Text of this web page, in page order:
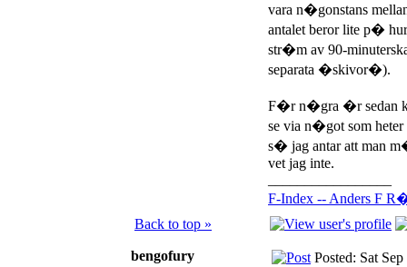
vara n�gonstans
antalet beror lite p�
str�m av 90-
separata �skivor�).
F�r n�gra �r sedan
se via n�got som heter
s� jag antar att man
vet jag inte.
F-Index -- Anders F
Back to top »
bengofury Posted: Sat